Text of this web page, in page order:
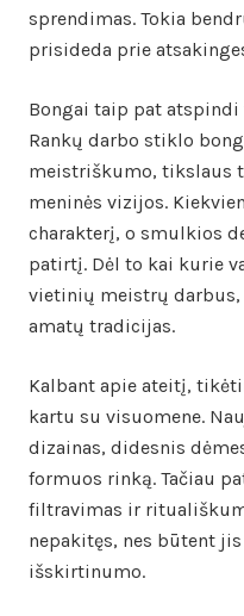
sprendimas. Tokia
prisideda prie
Bongai taip pat
Rankų darbo stiklo
meistriškumo, tikslaus
meninės vizijos.
charakterį, o smulkios
patirtį. Dėl to kai kurie
vietinių meistrų
amatų tradicijas.
Kalbant apie ateitį,
kartu su visuomene.
dizainas, didesnis
formuos rinką. Tačiau
filtravimas ir
nepakitęs, nes būtent
išskirtinumo.